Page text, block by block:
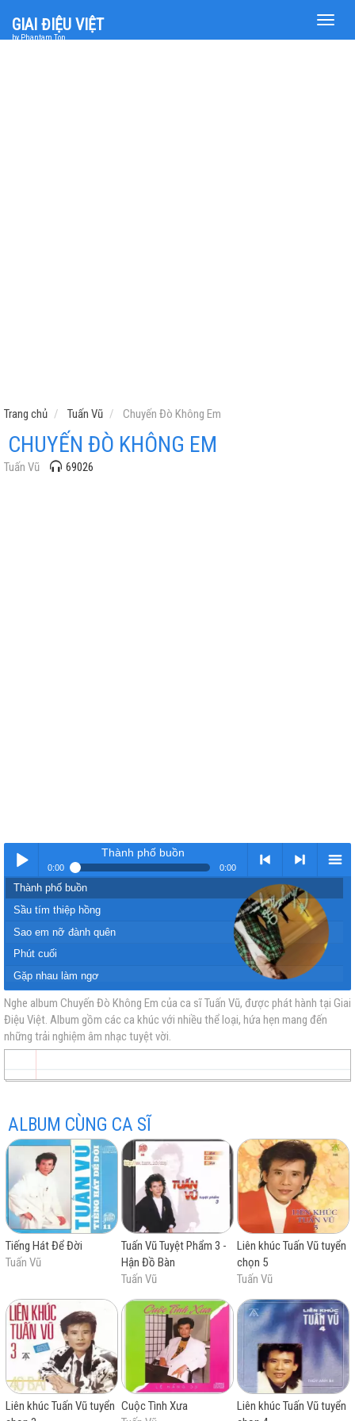
Toggle
GIAI ĐIỆU VIỆT
by Phantam Top
Trang chủ Tuấn Vũ Chuyến Đò Không Em
CHUYẾN ĐÒ KHÔNG EM
Tuấn Vũ 69026
Nhạc
vàng
trữ
tình
Thành phố buồn
0:00 0:00
< Kho
nhạc
trực
tuyến
>
Nhạc
chất
cao
Kho
nhạc
miễn
Thành phố buồn
Sầu tím thiệp hồng
Sao em nỡ đành quên
Phút cuối
Gặp nhau làm ngơ
Em về với người
Đường tình đôi ngả
Định mệnh
Nghe album Chuyến Đò Không Em của ca sĩ Tuấn Vũ, được phát hành tại Giai
Điệu Việt. Album gồm các ca khúc với nhiều thể loại, hứa hẹn mang đến
những trải nghiệm âm nhạc tuyệt vời.
ALBUM CÙNG CA SĨ
Tiếng Hát Để Đời
Tuấn Vũ
Tuấn Vũ Tuyệt Phẩm 3 -
Hận Đồ Bàn
Tuấn Vũ
Liên khúc Tuấn Vũ tuyển
chọn 5
Tuấn Vũ
Liên khúc Tuấn Vũ tuyển Cuộc Tình Xưa
Liên khúc Tuấn Vũ tuyển